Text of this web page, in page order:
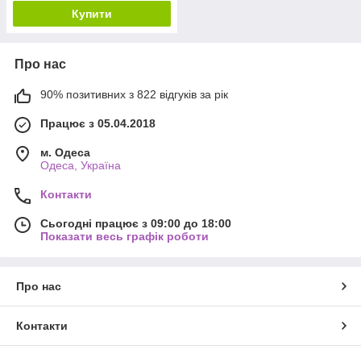
Купити
Про нас
90% позитивних з 822 відгуків за рік
Працює з 05.04.2018
м. Одеса
Одеса, Україна
Контакти
Сьогодні працює з 09:00 до 18:00
Показати весь графік роботи
Про нас
Контакти